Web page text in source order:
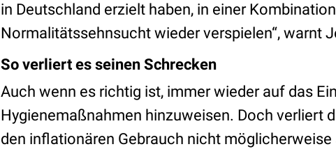
in Deutschland erzielt haben, in einer
Normalitätssehnsucht wieder verspielen“, warnt
So verliert es seinen Schrecken
Auch wenn es richtig ist, immer wieder auf das
Hygienemaßnahmen hinzuweisen. Doch verliert
den inflationären Gebrauch nicht